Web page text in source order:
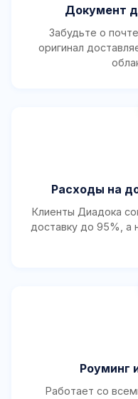
Документ
Забудьте о
оригинал
Расходы на
Клиенты Диадока
доставку до 95%, а
Роуминг
Работает со